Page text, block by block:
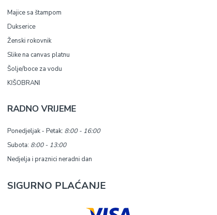
Majice sa štampom
Dukserice
Ženski rokovnik
Slike na canvas platnu
Šolje/boce za vodu
KIŠOBRANI
RADNO VRIJEME
Ponedjeljak - Petak: 8:00 - 16:00
Subota: 8:00 - 13:00
Nedjelja i praznici neradni dan
SIGURNO PLAĆANJE